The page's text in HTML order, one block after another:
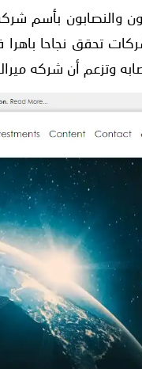
والنصابون بأسم
تحقق نجاحا
وتزعم أن شركه